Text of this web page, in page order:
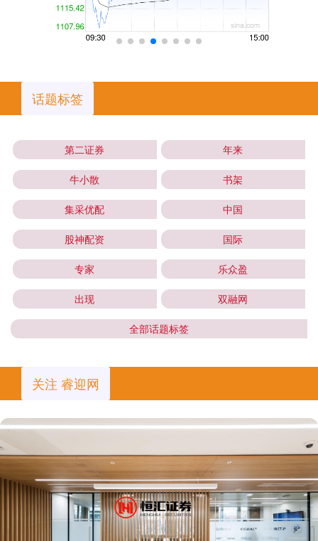
话题标签
第二证券 年来
牛小散 书架
集采优配 中国
股神配资 国际
专家 乐众盈
出现 双融网
全部话题标签
关注 睿迎网